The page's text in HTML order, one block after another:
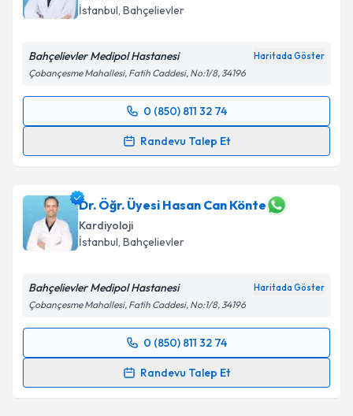
İstanbul, Bahçelievler
Bahçelievler Medipol Hastanesi Haritada Göster
Çobançesme Mahallesi, Fatih Caddesi, No:1/8, 34196
0 (850) 811 32 74
Randevu Talep Et
Randevu Takvimi Talebi
takvim hazırlandığında e-posta ile bilgilendireceğiz.
E-posta Adresiniz
Kişisel verilerimin işlenmesine ilişkin
Metni'ni okudum ve kişisel verilerimin belirtilen
kapsamda işlenmesini kabul ediyorum.
Takvim Talebini Gönder
Dr. Öğr. Üyesi Hasan Can Könte
Kardiyoloji
İstanbul, Bahçelievler
Bahçelievler Medipol Hastanesi Haritada Göster
Çobançesme Mahallesi, Fatih Caddesi, No:1/8, 34196
0 (850) 811 32 74
Randevu Talep Et
Randevu Takvimi Talebi